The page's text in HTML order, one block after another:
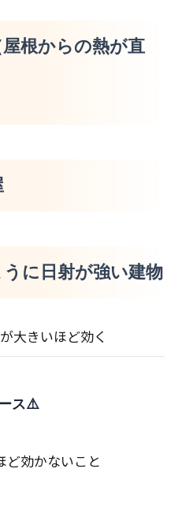
屋根からの熱が直
うに日射が強い建物
大きいほど効く
ス⚠️
ど効かないこと